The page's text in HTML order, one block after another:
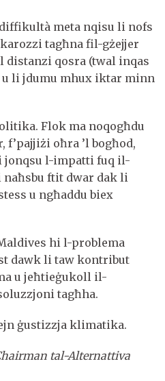
meta nqisu li nofs
tagħna fil-gżejjer
distanzi qosra (twal inqas
li jdumu mhux iktar minn
Flok ma noqogħdu
oħra ’l bogħod,
jonqsu l-impatti fuq il-
ftit dwar dak li
u ngħaddu biex
hi l-problema
dawk li taw kontribut
u jeħtieġukoll il-
tagħha.
ġustizzja klimatika.
tal-Alternattiva